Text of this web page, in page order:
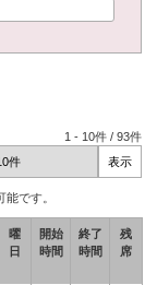
1 - 10件 /93件
です。
曜
日
開始
時間
終了
時間
残
席